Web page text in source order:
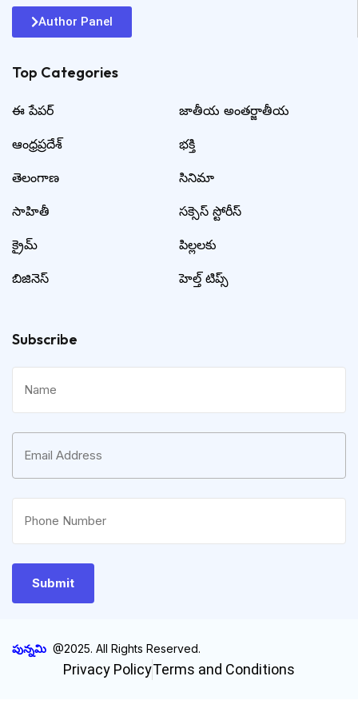
Author Panel
Top Categories​
ఈ పేపర్
ఆంధ్రప్రదేశ్
తెలంగాణ
సాహితీ
క్రైమ్
బిజినెస్
జాతీయ అంతర్జాతీయ
భక్తి
సినిమా
సక్సెస్ స్టోరీస్
పిల్లలకు
హెల్త్ టిప్స్
Subscribe
పున్నమి @2025. All Rights Reserved.
Privacy PolicyTerms and Conditions